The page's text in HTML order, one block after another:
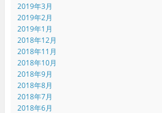
2019年3月
2019年2月
2019年1月
2018年12月
2018年11月
2018年10月
2018年9月
2018年8月
2018年7月
2018年6月